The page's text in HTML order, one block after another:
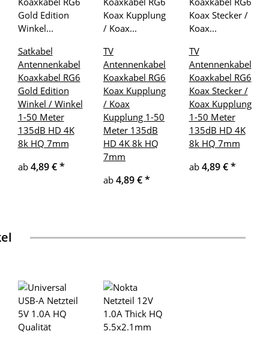
Satkabel
Antennenkabel
Koaxkabel RG6
Gold Edition
Winkel / Winkel
1-50 Meter
135dB HD 4K
8k HQ 7mm
ab 4,89 €*
TV
Antennenkabel
Koaxkabel RG6
Koax Kupplung
/ Koax
Kupplung 1-50
Meter 135dB
HD 4K 8k HQ
7mm
ab 4,89 €*
TV
Antennenkabel
Koaxkabel RG6
Koax Stecker /
Koax Kupplung
1-50 Meter
135dB HD 4K
8k HQ 7mm
ab 4,89 €*